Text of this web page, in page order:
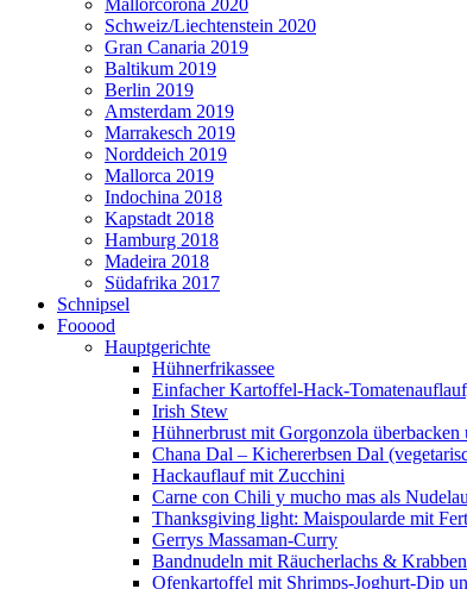
Mallorcorona 2020
Schweiz/Liechtenstein 2020
Gran Canaria 2019
Baltikum 2019
Berlin 2019
Amsterdam 2019
Marrakesch 2019
Norddeich 2019
Mallorca 2019
Indochina 2018
Kapstadt 2018
Hamburg 2018
Madeira 2018
Südafrika 2017
Schnipsel
Fooood
Hauptgerichte
Hühnerfrikassee
Einfacher Kartoffel-Hack-
Irish Stew
Hühnerbrust mit Gorgonzola
Chana Dal – Kichererbsen Dal
Hackauflauf mit Zucchini
Carne con Chili y mucho mas als
Thanksgiving light: Maispoularde mit
Gerrys Massaman-Curry
Bandnudeln mit Räucherlachs & Krabben
Ofenkartoffel mit Shrimps-Joghurt-Dip